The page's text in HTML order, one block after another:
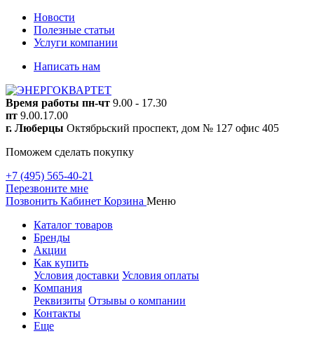
Новости
Полезные статьи
Услуги компании
Написать нам
Время работы пн-чт 9.00 - 17.30
пт 9.00.17.00
г. Люберцы Октябрьский проспект, дом № 127 офис 405
Поможем сделать покупку
+7 (495) 565-40-21
Перезвоните мне
Позвонить Кабинет Корзина Меню
Каталог товаров
Бренды
Акции
Как купить
Условия доставки Условия оплаты
Компания
Реквизиты Отзывы о компании
Контакты
Еще